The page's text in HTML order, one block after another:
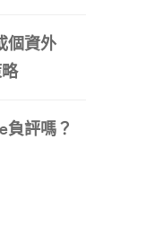
個資外
負評嗎？